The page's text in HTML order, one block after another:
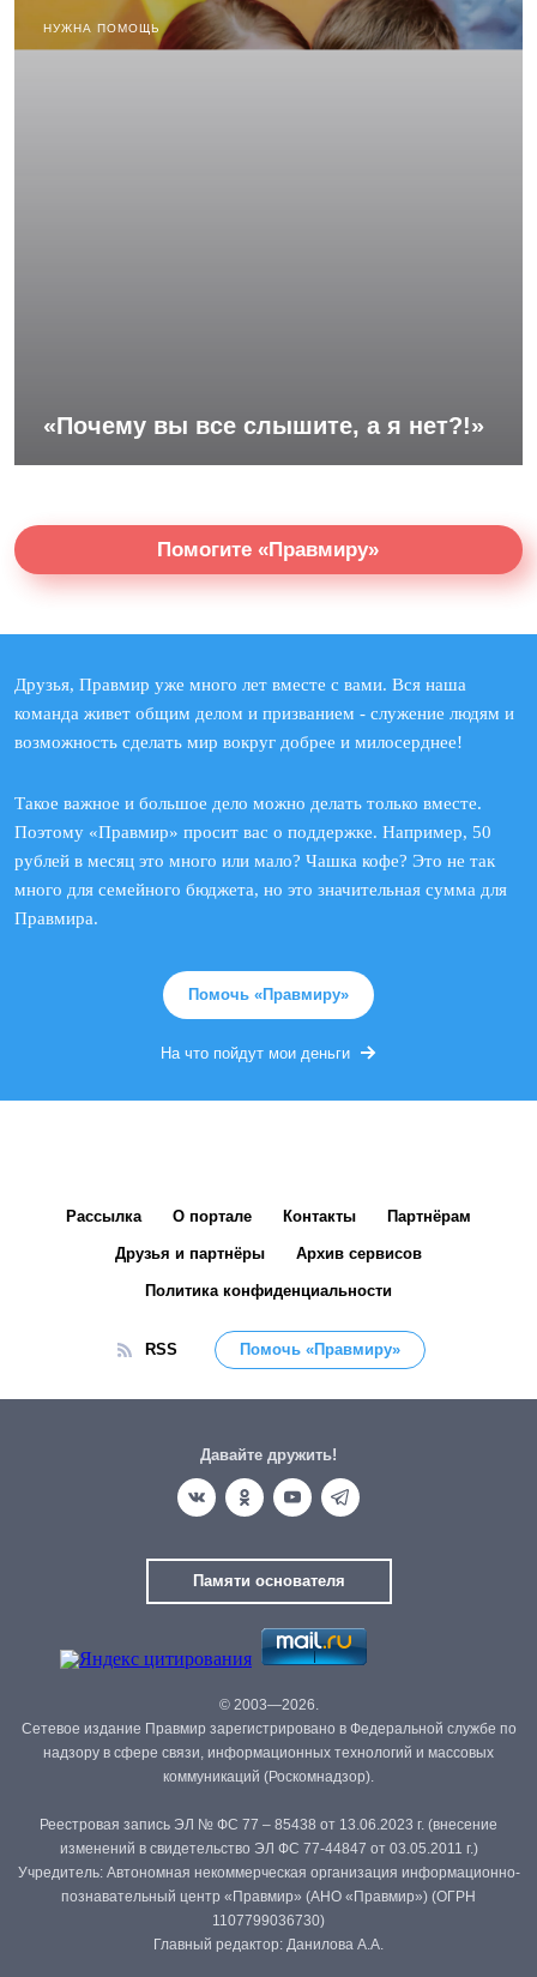
НУЖНА ПОМОЩЬ
«Почему вы все слышите, а я нет?!»
Помогите «Правмиру»
Друзья, Правмир уже много лет вместе с вами. Вся наша
команда живет общим делом и призванием - служение людям и
возможность сделать мир вокруг добрее и милосерднее!
Такое важное и большое дело можно делать только вместе.
Поэтому «Правмир» просит вас о поддержке. Например, 50
рублей в месяц это много или мало? Чашка кофе? Это не так
много для семейного бюджета, но это значительная сумма для
Правмира.
Помочь «Правмиру»
На что пойдут мои деньги
Рассылка О портале Контакты Партнёрам
Друзья и партнёры Архив сервисов
Политика конфиденциальности
RSS Помочь «Правмиру»
Давайте дружить!
Памяти основателя
© 2003—2026.
Сетевое издание Правмир зарегистрировано в Федеральной службе по
надзору в сфере связи, информационных технологий и массовых
коммуникаций (Роскомнадзор).
Реестровая запись ЭЛ № ФС 77 – 85438 от 13.06.2023 г. (внесение
изменений в свидетельство ЭЛ ФС 77-44847 от 03.05.2011 г.)
Учредитель: Автономная некоммерческая организация информационно-
познавательный центр «Правмир» (АНО «Правмир») (ОГРН
1107799036730)
Главный редактор: Данилова А.А.